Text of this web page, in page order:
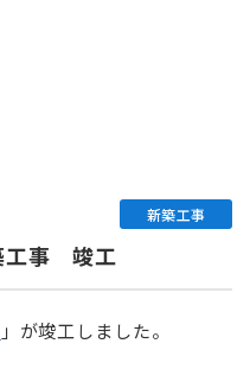
新築工事
工事 竣工
」が竣工しました。